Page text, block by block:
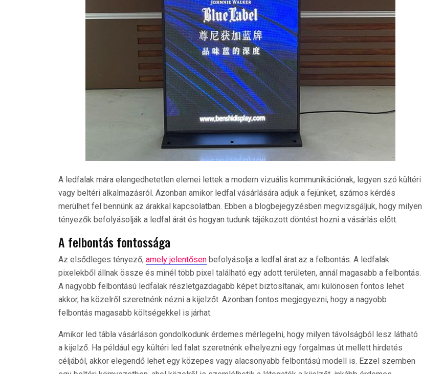
A ledfalak mára elengedhetetlen elemei lettek a modern vizuális kommunikációnak, legyen szó kültéri
vagy beltéri alkalmazásról. Azonban amikor ledfal vásárlására adjuk a fejünket, számos kérdés
merülhet fel bennünk az árakkal kapcsolatban. Ebben a blogbejegyzésben megvizsgáljuk, hogy milyen
tényezők befolyásolják a ledfal árát és hogyan tudunk tájékozott döntést hozni a vásárlás előtt.
A felbontás fontossága
Az elsődleges tényező, amely jelentősen befolyásolja a ledfal árat az a felbontás. A ledfalak
pixelekből állnak össze és minél több pixel található egy adott területen, annál magasabb a felbontás.
A nagyobb felbontású ledfalak részletgazdagabb képet biztosítanak, ami különösen fontos lehet
akkor, ha közelről szeretnénk nézni a kijelzőt. Azonban fontos megjegyezni, hogy a nagyobb
felbontás magasabb költségekkel is járhat.
Amikor led tábla vásárláson gondolkodunk érdemes mérlegelni, hogy milyen távolságból lesz látható
a kijelző. Ha például egy kültéri led falat szeretnénk elhelyezni egy forgalmas út mellett hirdetés
céljából, akkor elegendő lehet egy közepes vagy alacsonyabb felbontású modell is. Ezzel szemben